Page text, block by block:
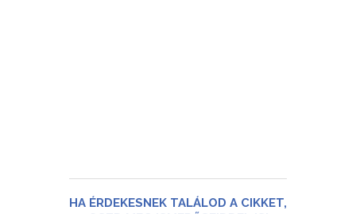
HA ÉRDEKESNEK TALÁLOD A CIKKET,